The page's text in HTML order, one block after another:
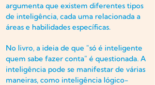
argumenta que existem diferentes tipos
de inteligência, cada uma relacionada a
áreas e habilidades específicas.
No livro, a ideia de que "só é inteligente
quem sabe fazer conta" é questionada. A
inteligência pode se manifestar de várias
maneiras, como inteligência lógico-